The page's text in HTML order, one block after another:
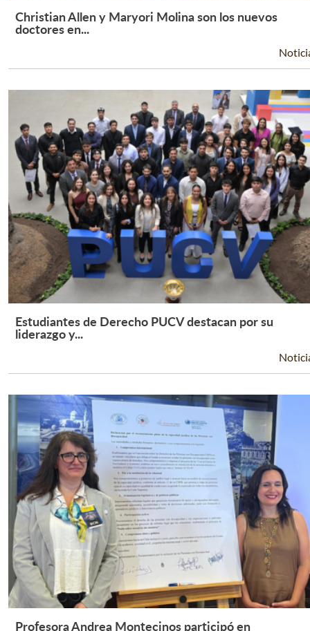
Leer Más +
Christian Allen y Maryori Molina son los nuevos
doctores en...
Leer Más +
Estudiantes de Derecho PUCV destacan por su
liderazgo y...
Profesora Andrea Montecinos participó en